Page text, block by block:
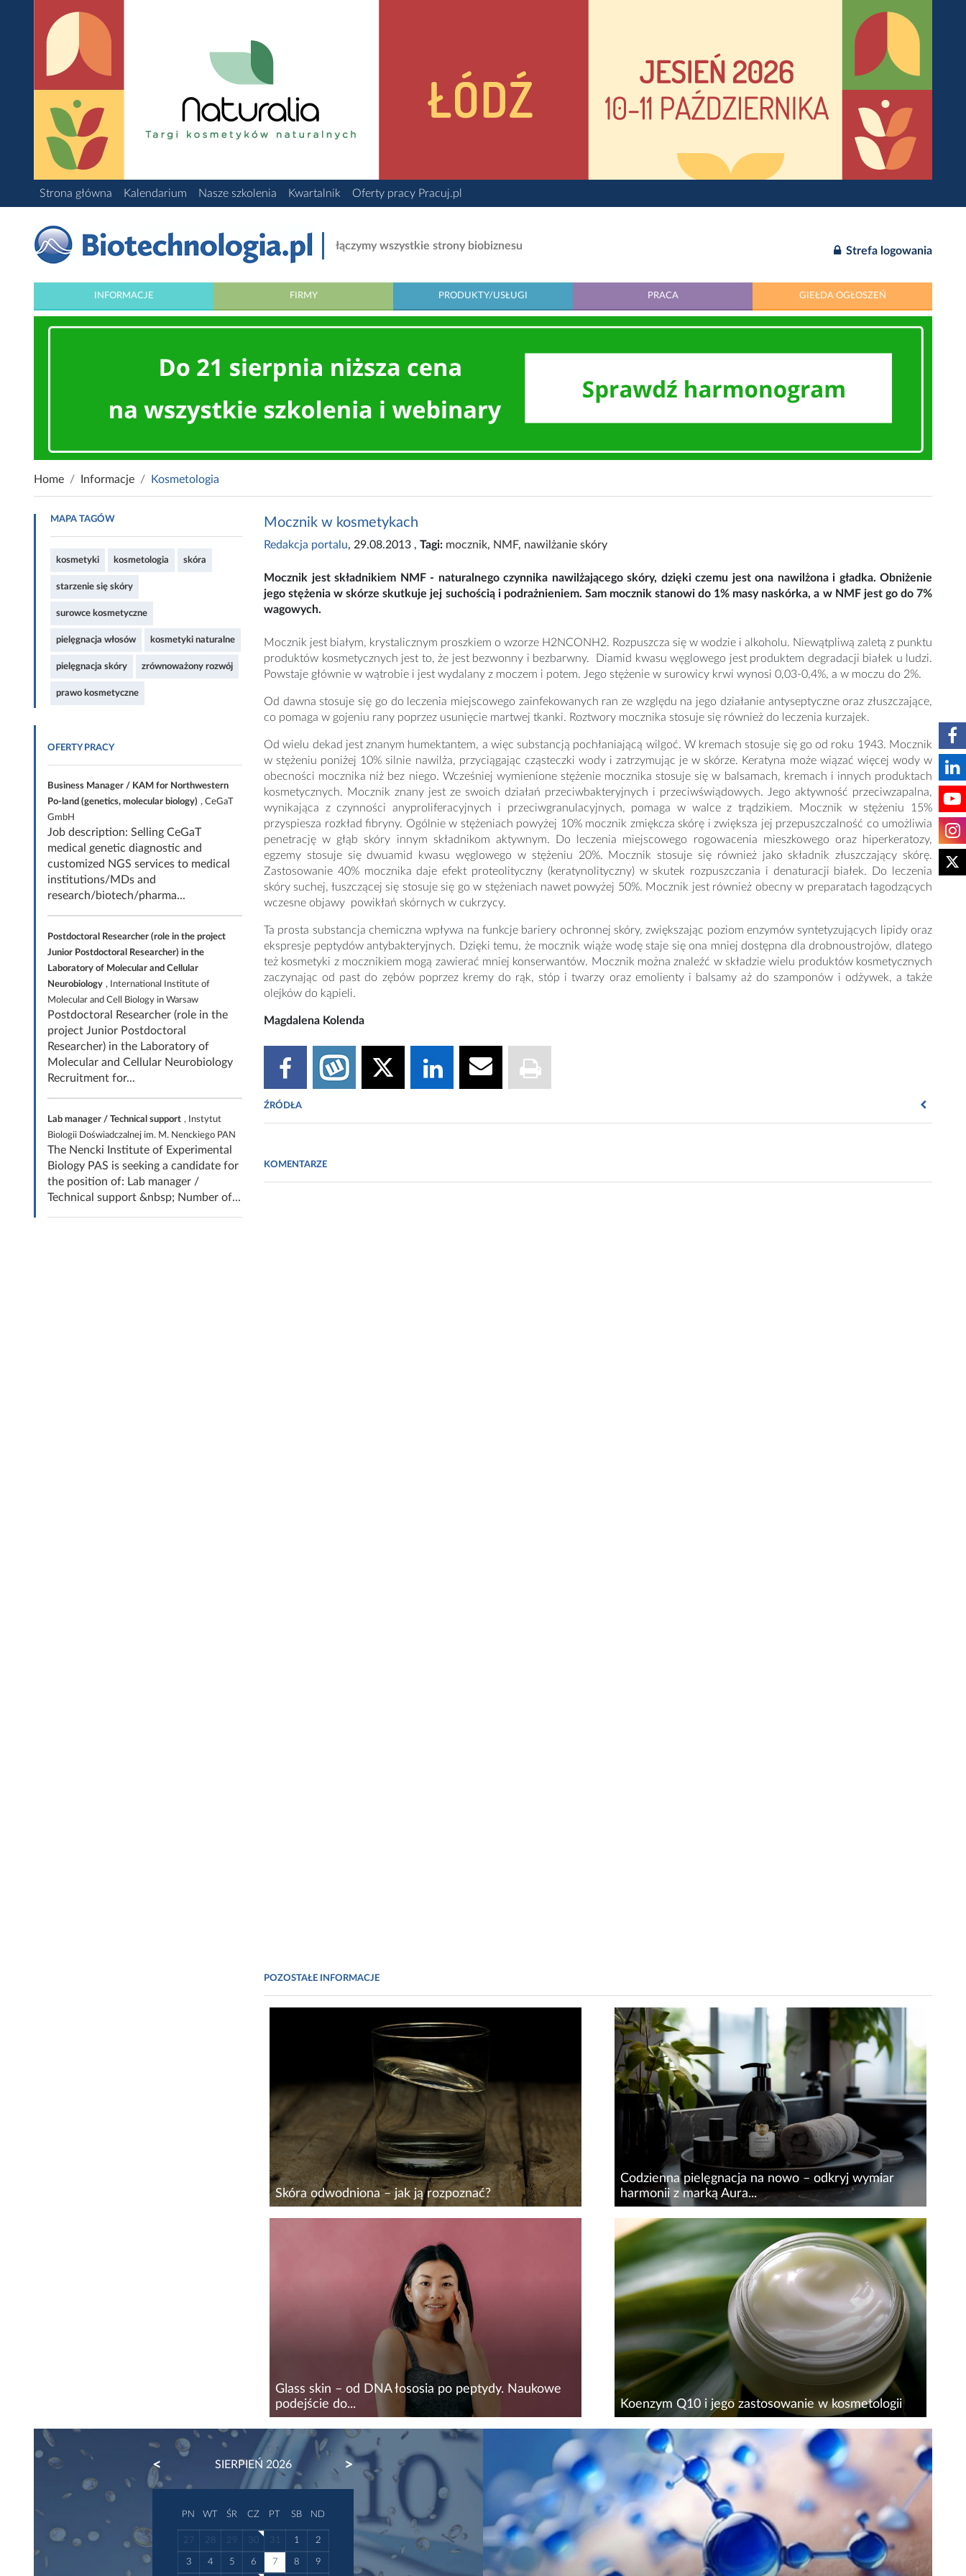
Strona główna Kalendarium Nasze szkolenia Kwartalnik Oferty pracy Pracuj.pl
łączymy wszystkie strony biobiznesu Strefa logowania
INFORMACJE FIRMY PRODUKTY/USŁUGI PRACA GIEŁDA OGŁOSZEŃ
Home Informacje Kosmetologia
MAPA TAGÓW
kosmetyki kosmetologia skóra
starzenie się skóry
surowce kosmetyczne
pielęgnacja włosów kosmetyki naturalne
pielęgnacja skóry zrównoważony rozwój
prawo kosmetyczne
OFERTY PRACY
Business Manager / KAM for Northwestern
Po-land (genetics, molecular biology) , CeGaT
GmbH
Job description: Selling CeGaT
medical genetic diagnostic and
customized NGS services to medical
institutions/MDs and
research/biotech/pharma...
Postdoctoral Researcher (role in the project
Junior Postdoctoral Researcher) in the
Laboratory of Molecular and Cellular
Neurobiology , International Institute of
Molecular and Cell Biology in Warsaw
Postdoctoral Researcher (role in the
project Junior Postdoctoral
Researcher) in the Laboratory of
Molecular and Cellular Neurobiology
Recruitment for...
Lab manager / Technical support , Instytut
Biologii Doświadczalnej im. M. Nenckiego PAN
The Nencki Institute of Experimental
Biology PAS is seeking a candidate for
the position of: Lab manager /
Technical support &nbsp; Number of...
Mocznik w kosmetykach
Redakcja portalu, 29.08.2013 , Tagi: mocznik, NMF, nawilżanie skóry
Mocznik jest składnikiem NMF - naturalnego czynnika nawilżającego skóry, dzięki czemu jest ona nawilżona i gładka. Obniżenie
jego stężenia w skórze skutkuje jej suchością i podrażnieniem. Sam mocznik stanowi do 1% masy naskórka, a w NMF jest go do 7%
wagowych.
Mocznik jest białym, krystalicznym proszkiem o wzorze H2NCONH2. Rozpuszcza się w wodzie i alkoholu. Niewątpliwą zaletą z punktu
produktów kosmetycznych jest to, że jest bezwonny i bezbarwny. Diamid kwasu węglowego jest produktem degradacji białek u ludzi.
Powstaje głównie w wątrobie i jest wydalany z moczem i potem. Jego stężenie w surowicy krwi wynosi 0,03-0,4%, a w moczu do 2%.
Od dawna stosuje się go do leczenia miejscowego zainfekowanych ran ze względu na jego działanie antyseptyczne oraz złuszczające,
co pomaga w gojeniu rany poprzez usunięcie martwej tkanki. Roztwory mocznika stosuje się również do leczenia kurzajek.
Od wielu dekad jest znanym humektantem, a więc substancją pochłaniającą wilgoć. W kremach stosuje się go od roku 1943. Mocznik
w stężeniu poniżej 10% silnie nawilża, przyciągając cząsteczki wody i zatrzymując je w skórze. Keratyna może wiązać więcej wody w
obecności mocznika niż bez niego. Wcześniej wymienione stężenie mocznika stosuje się w balsamach, kremach i innych produktach
kosmetycznych. Mocznik znany jest ze swoich działań przeciwbakteryjnych i przeciwświądowych. Jego aktywność przeciwzapalna,
wynikająca z czynności anyproliferacyjnych i przeciwgranulacyjnych, pomaga w walce z trądzikiem. Mocznik w stężeniu 15%
przyspiesza rozkład fibryny. Ogólnie w stężeniach powyżej 10% mocznik zmiękcza skórę i zwiększa jej przepuszczalność co umożliwia
penetrację w głąb skóry innym składnikom aktywnym. Do leczenia miejscowego rogowacenia mieszkowego oraz hiperkeratozy,
egzemy stosuje się dwuamid kwasu węglowego w stężeniu 20%. Mocznik stosuje się również jako składnik złuszczający skórę.
Zastosowanie 40% mocznika daje efekt proteolityczny (keratynolityczny) w skutek rozpuszczania i denaturacji białek. Do leczenia
skóry suchej, łuszczącej się stosuje się go w stężeniach nawet powyżej 50%. Mocznik jest również obecny w preparatach łagodzących
wczesne objawy powikłań skórnych w cukrzycy.
Ta prosta substancja chemiczna wpływa na funkcje bariery ochronnej skóry, zwiększając poziom enzymów syntetyzujących lipidy oraz
ekspresje peptydów antybakteryjnych. Dzięki temu, że mocznik wiąże wodę staje się ona mniej dostępna dla drobnoustrojów, dlatego
też kosmetyki z mocznikiem mogą zawierać mniej konserwantów. Mocznik można znaleźć w składzie wielu produktów kosmetycznych
zaczynając od past do zębów poprzez kremy do rąk, stóp i twarzy oraz emolienty i balsamy aż do szamponów i odżywek, a także
olejków do kąpieli.
Magdalena Kolenda
ŹRÓDŁA
Grether-Beck S i wsp.: Urea uptake enhances barrier function and antimicrobial defense in humans by regulating epidermal gene expression. J
Invest Dermatol, 2012.
KOMENTARZE
POZOSTAŁE INFORMACJE
Skóra odwodniona – jak ją rozpoznać?
Zbliżająca się jesień i zima niestety niosą za sobą
odwodnienie skóry, które może dotyczyć wszystkich
typów cery (suchej, tłustej, mieszanej). Skutki mog...
Codzienna pielęgnacja na nowo – odkryj wymiar
harmonii z marką Aura...
Codzienna pielęgnacja skóry wcale nie musi być
skomplikowana i czasochłonna – wystarczy kilka
odpowiednich kroków i precyzyjnie dobrane
kosmetyki. Aura Care to nowa marka na rynku, która
wkracza z...
Glass skin – od DNA łososia po peptydy. Naukowe
podejście do...
Trend glass skin, wywodzący się z koreańskiej
kosmetologii (K-beauty), to określenie skóry idealnie
gładkiej, jednolitej, intensywnie nawilżonej i
odbijającej światło niczym tafla szkła. Początkowo...
Koenzym Q10 i jego zastosowanie w kosmetologii
Koenzym Q10, jako składnik naturalnie występujący
w organizmie, jest związkiem chemicznym, który
wpływa na zdrowy wygląd skóry, dlatego często
nazywany jest eliksirem młodości. Jego niedobór
może...
SIERPIEŃ 2026
PREVIOUS NEXT
PN WT ŚR CZ PT SB ND
27 28 29 30 31 1 2
3 4 5 6 7 8 9